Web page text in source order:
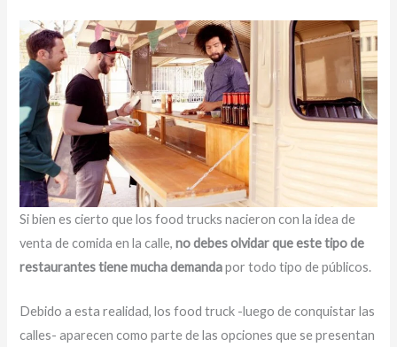
Si bien es cierto que los food trucks nacieron con la idea de
venta de comida en la calle,no debes olvidar que este tipo de
restaurantes tiene mucha demandapor todo tipo de públicos.
Debido a esta realidad, los food truck -luego de conquistar las
calles- aparecen como parte de las opciones que se presentan